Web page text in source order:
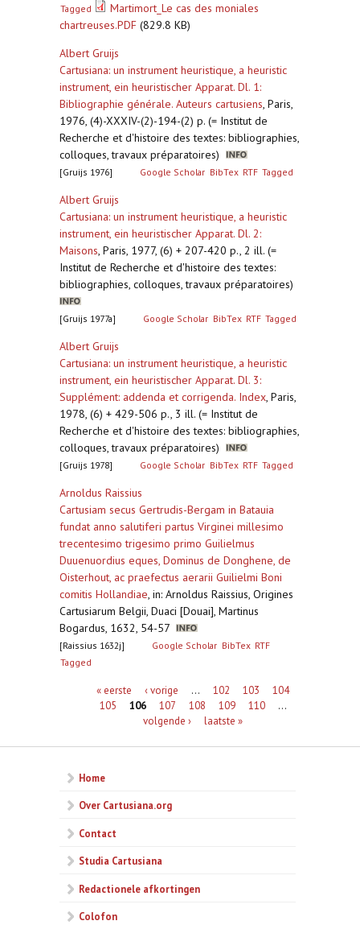
Tagged
Martimort_Le cas des moniales
chartreuses.PDF (829.8 KB)
Albert Gruijs
Cartusiana: un instrument heuristique, a heuristic
instrument, ein heuristischer Apparat. Dl. 1:
Bibliographie générale. Auteurs cartusiens, Paris,
1976, (4)-XXXIV-(2)-194-(2) p. (= Institut de
Recherche et d'histoire des textes: bibliographies,
colloques, travaux préparatoires)
[Gruijs 1976] Google Scholar BibTex RTF Tagged
Albert Gruijs
Cartusiana: un instrument heuristique, a heuristic
instrument, ein heuristischer Apparat. Dl. 2:
Maisons, Paris, 1977, (6) + 207-420 p., 2 ill. (=
Institut de Recherche et d'histoire des textes:
bibliographies, colloques, travaux préparatoires)
[Gruijs 1977a] Google Scholar BibTex RTF Tagged
Albert Gruijs
Cartusiana: un instrument heuristique, a heuristic
instrument, ein heuristischer Apparat. Dl. 3:
Supplément: addenda et corrigenda. Index, Paris,
1978, (6) + 429-506 p., 3 ill. (= Institut de
Recherche et d'histoire des textes: bibliographies,
colloques, travaux préparatoires)
[Gruijs 1978] Google Scholar BibTex RTF Tagged
Arnoldus Raissius
Cartusiam secus Gertrudis-Bergam in Batauia
fundat anno salutiferi partus Virginei millesimo
trecentesimo trigesimo primo Guilielmus
Duuenuordius eques, Dominus de Donghene, de
Oisterhout, ac praefectus aerarii Guilielmi Boni
comitis Hollandiae, in: Arnoldus Raissius, Origines
Cartusiarum Belgii, Duaci [Douai], Martinus
Bogardus, 1632, 54-57
[Raissius 1632j] Google Scholar BibTex RTF
Tagged
Pagina's« eerste ‹ vorige … 102 103
104
105
106 107 108 109 110
…
volgende ›
laatste »
Home
Over Cartusiana.org
Contact
Studia Cartusiana
Redactionele afkortingen
Colofon